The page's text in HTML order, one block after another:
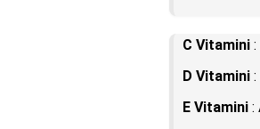
C Vitamini :
D Vitamini :
E Vitamini :